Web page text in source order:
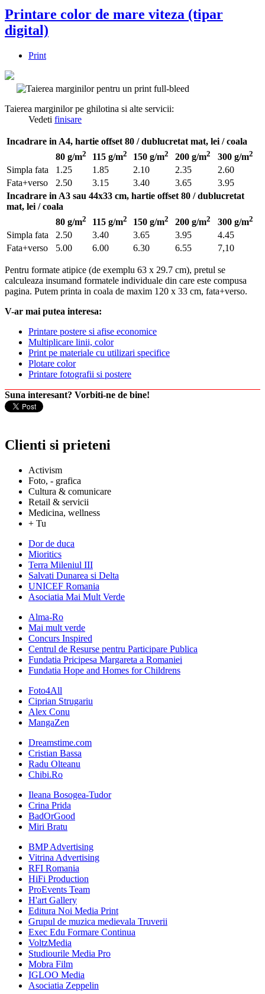
Printare color de mare viteza (tipar
digital)
Print
Taierea marginilor pe ghilotina si alte servicii:
Vedeti finisare
Incadrare in A4, hartie offset 80 / dublucretat mat, lei / coala
80 g/m2 115 g/m2 150 g/m2 200 g/m2 300 g/m2
Simpla fata 1.25 1.85 2.10 2.35
2.60
Fata+verso
2.50 3.15 3.40 3.65
3.95
Incadrare in A3 sau 44x33 cm, hartie offset 80 / dublucretat
mat, lei / coala
80 g/m2 115 g/m2 150 g/m2 200 g/m2 300 g/m2
Simpla fata 2.50 3.40 3.65 3.95
4.45
Fata+verso
5.00 6.00 6.30 6.55 7,10
Pentru formate atipice (de exemplu 63 x 29.7 cm), pretul se
calculeaza insumand formatele individuale din care este compusa
pagina. Putem printa in coala de maxim 120 x 33 cm, fata+verso.
V-ar mai putea interesa:
Printare postere si afise economice
Multiplicare linii, color
Print pe materiale cu utilizari specifice
Plotare color
Printare fotografii si postere
Suna interesant? Vorbiti-ne de bine!
Clienti si prieteni
Activism
Foto, - grafica
Cultura & comunicare
Retail & servicii
Medicina, wellness
+ Tu
Dor de duca
Mioritics
Terra Mileniul III
Salvati Dunarea si Delta
UNICEF Romania
Asociatia Mai Mult Verde
Alma-Ro
Mai mult verde
Concurs Inspired
Centrul de Resurse pentru Participare Publica
Fundatia Pricipesa Margareta a Romaniei
Fundatia Hope and Homes for Childrens
Foto4All
Ciprian Strugariu
Alex Conu
MangaZen
Dreamstime.com
Cristian Bassa
Radu Olteanu
Chibi.Ro
Ileana Bosogea-Tudor
Crina Prida
BadOrGood
Miri Bratu
BMP Advertising
Vitrina Advertising
RFI Romania
HiFi Production
ProEvents Team
H'art Gallery
Editura Noi Media Print
Grupul de muzica medievala Truverii
Exec Edu Formare Continua
VoltzMedia
Studiourile Media Pro
Mobra Film
IGLOO Media
Asociatia Zeppelin